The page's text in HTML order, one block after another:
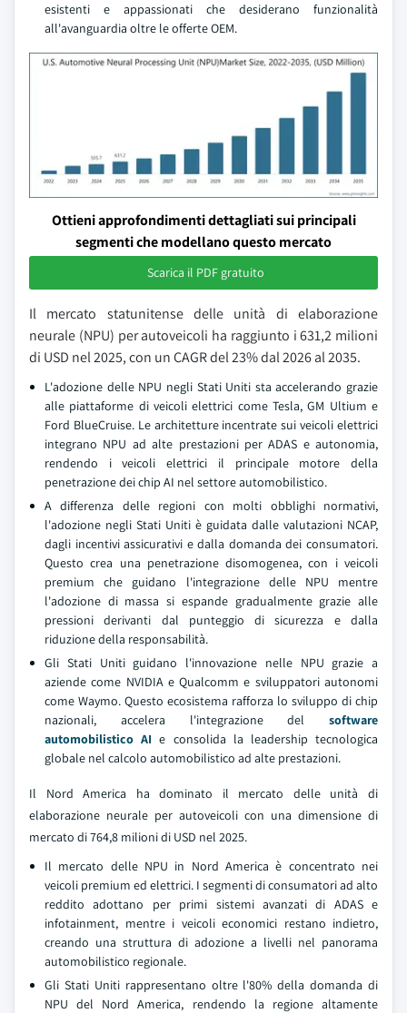
esistenti e appassionati che desiderano funzionalità
all'avanguardia oltre le offerte OEM.
Ottieni approfondimenti dettagliati sui principali
segmenti che modellano questo mercato
Scarica il PDF gratuito
Il mercato statunitense delle unità di elaborazione
neurale (NPU) per autoveicoli ha raggiunto i 631,2 milioni
di USD nel 2025, con un CAGR del 23% dal 2026 al 2035.
L'adozione delle NPU negli Stati Uniti sta accelerando grazie
alle piattaforme di veicoli elettrici come Tesla, GM Ultium e
Ford BlueCruise. Le architetture incentrate sui veicoli elettrici
integrano NPU ad alte prestazioni per ADAS e autonomia,
rendendo i veicoli elettrici il principale motore della
penetrazione dei chip AI nel settore automobilistico.
A differenza delle regioni con molti obblighi normativi,
l'adozione negli Stati Uniti è guidata dalle valutazioni NCAP,
dagli incentivi assicurativi e dalla domanda dei consumatori.
Questo crea una penetrazione disomogenea, con i veicoli
premium che guidano l'integrazione delle NPU mentre
l'adozione di massa si espande gradualmente grazie alle
pressioni derivanti dal punteggio di sicurezza e dalla
riduzione della responsabilità.
Gli Stati Uniti guidano l'innovazione nelle NPU grazie a
aziende come NVIDIA e Qualcomm e sviluppatori autonomi
come Waymo. Questo ecosistema rafforza lo sviluppo di chip
nazionali, accelera l'integrazione del software
automobilistico AI e consolida la leadership tecnologica
globale nel calcolo automobilistico ad alte prestazioni.
Il Nord America ha dominato il mercato delle unità di
elaborazione neurale per autoveicoli con una dimensione di
mercato di 764,8 milioni di USD nel 2025.
Il mercato delle NPU in Nord America è concentrato nei
veicoli premium ed elettrici. I segmenti di consumatori ad alto
reddito adottano per primi sistemi avanzati di ADAS e
infotainment, mentre i veicoli economici restano indietro,
creando una struttura di adozione a livelli nel panorama
automobilistico regionale.
Gli Stati Uniti rappresentano oltre l'80% della domanda di
NPU del Nord America, rendendo la regione altamente